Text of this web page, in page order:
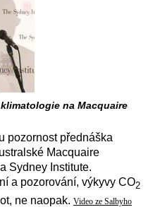
na Macquaire
pozornost přednáška
Macquaire
Sydney Institute.
a pozorování, výkyvy CO2
ne naopak. Video ze Salbyho